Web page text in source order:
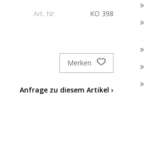
Art. Nr: KO 398
Merken
Anfrage zu diesem Artikel ›